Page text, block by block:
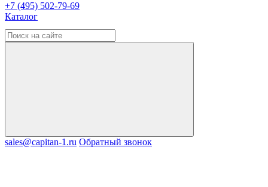
+7 (495) 502-79-69
Каталог
sales@capitan-1.ru Обратный звонок